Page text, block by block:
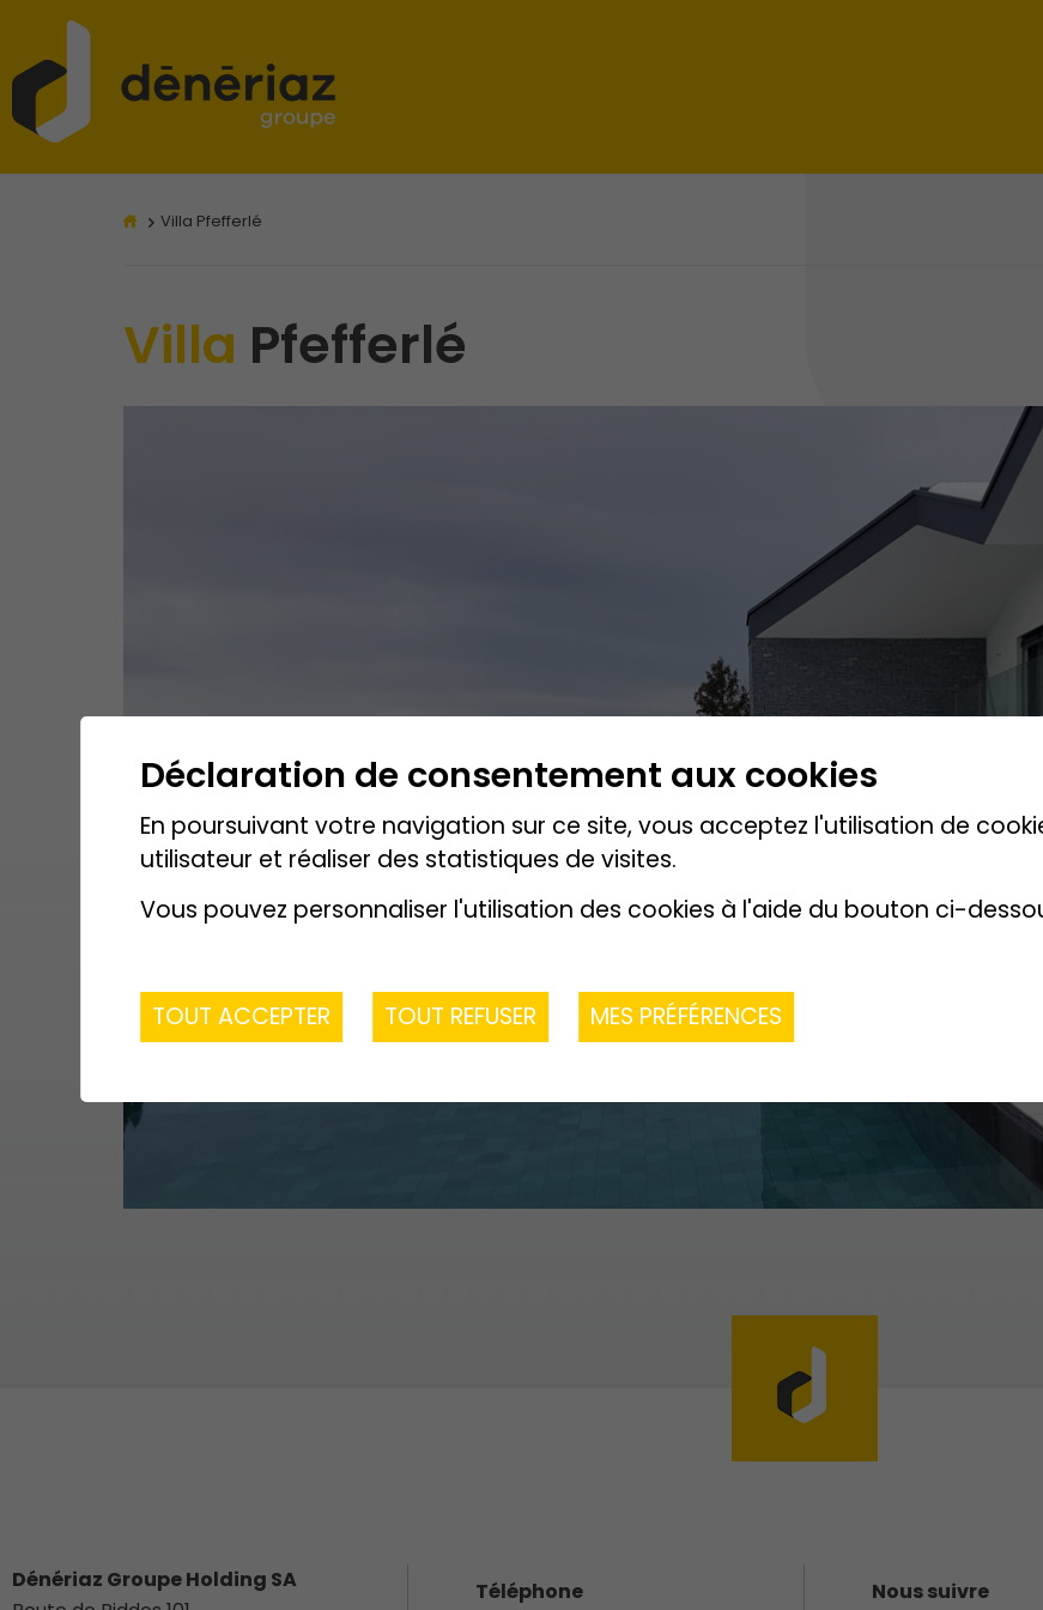
Villa Pfefferlé
Villa Pfefferlé
Dénériaz Groupe Holding SA
Téléphone
Nous suivre
Déclaration de consentement aux cookies
En poursuivant votre navigation sur ce site, vous acceptez l'utilisation de
utilisateur et réaliser des statistiques de visites.
Vous pouvez personnaliser l'utilisation des cookies à l'aide du bouton ci-
TOUT ACCEPTER TOUT REFUSER MES PRÉFÉRENCES